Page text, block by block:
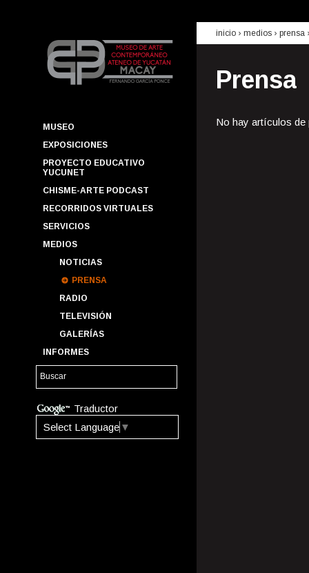
MUSEO
EXPOSICIONES
PROYECTO EDUCATIVO
YUCUNET
CHISME-ARTE PODCAST
RECORRIDOS VIRTUALES
SERVICIOS
MEDIOS
NOTICIAS
PRENSA
RADIO
TELEVISIÓN
GALERÍAS
INFORMES
Traductor
Select Language ▼
inicio › medios › prensa
Prensa
No hay artículos de